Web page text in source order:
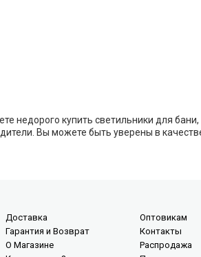
недорого купить светильники для
Вы можете быть уверены в
Доставка
Гарантия и Возврат
О Магазине
Оптовикам
Контакты
Распродажа